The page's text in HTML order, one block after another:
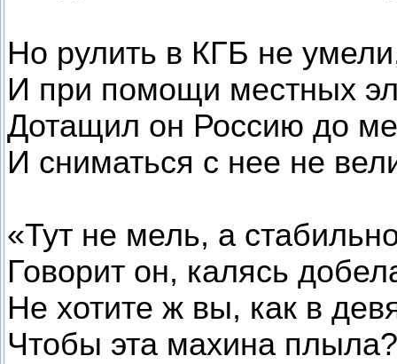
Но рулить в КГБ не
И при помощи местных
Дотащил он Россию до
И сниматься с нее не
«Тут не мель, а
Говорит он, калясь
Не хотите ж вы, как в
Чтобы эта махина